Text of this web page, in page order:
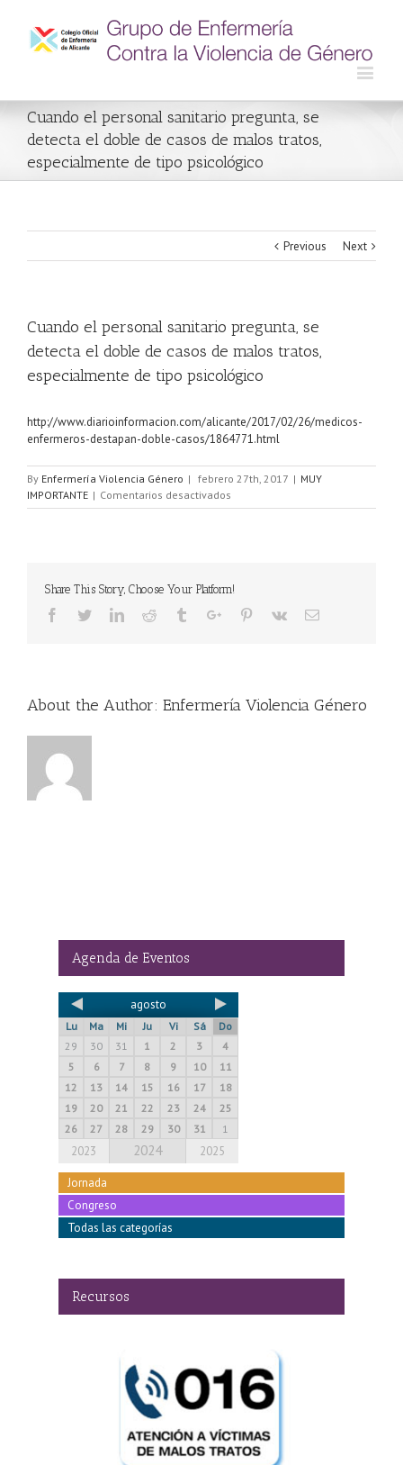
Cuando el personal sanitario pregunta, se
detecta el doble de casos de malos tratos,
especialmente de tipo psicológico
Previous Next
Cuando el personal sanitario pregunta, se
detecta el doble de casos de malos tratos,
especialmente de tipo psicológico
http://www.diarioinformacion.com/alicante/2017/02/26/medicos-
enfermeros-destapan-doble-casos/1864771.html
By Enfermería Violencia Género | febrero 27th, 2017 | MUY
IMPORTANTE | Comentarios desactivados
Share This Story, Choose Your Platform!
About the Author: Enfermería Violencia Género
Agenda de Eventos
agosto
Lu Ma Mi Ju Vi Sá
Do
29
30 31 1 2 3
4
5
6 7 8 9 10
11
12
13 14 15 16 17
18
19
20 21 22 23 24
25
26
27 28 29 30 31 1
2023 2024 2025
Jornada
Congreso
Todas las categorías
Recursos